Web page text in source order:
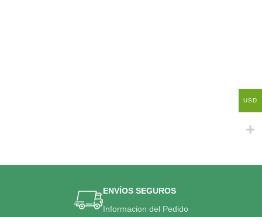
ENVÍOS SEGUROS
Informacion del Pedido
USD